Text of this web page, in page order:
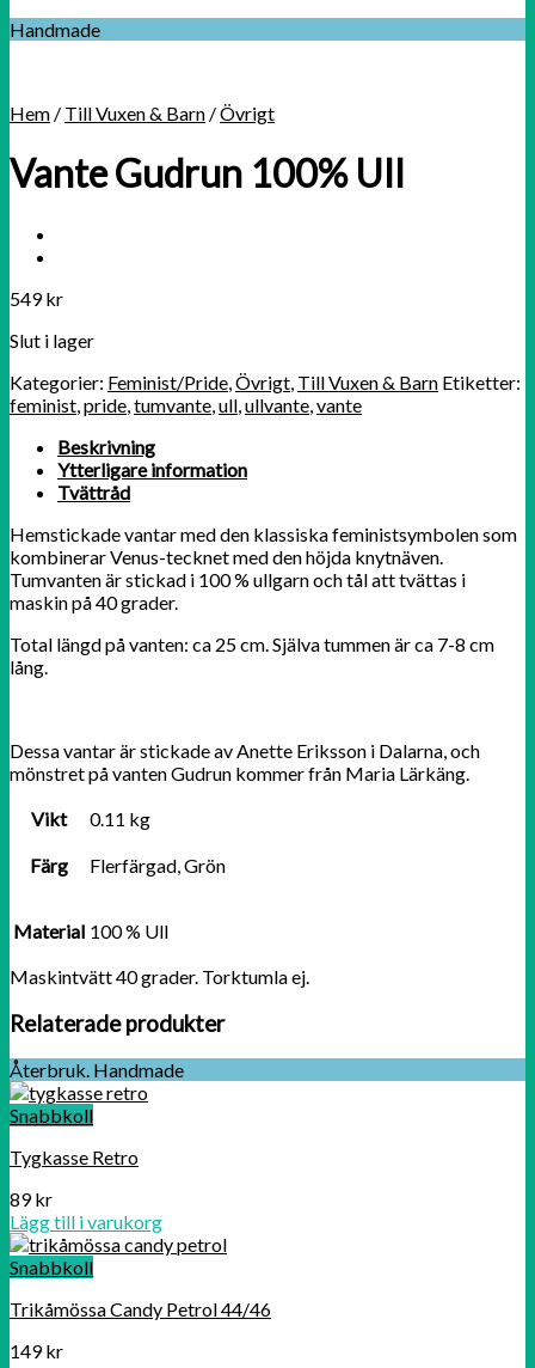
Handmade
Hem / Till Vuxen & Barn /Övrigt
Vante Gudrun 100% Ull
549kr
Slut i lager
Kategorier: Feminist/Pride,Övrigt, Till Vuxen & Barn Etiketter:
feminist,pride,tumvante,ull,ullvante,vante
Beskrivning
Ytterligare information
Tvättråd
Hemstickade vantar med den klassiska feministsymbolen som
kombinerar Venus-tecknet med den höjda knytnäven.
Tumvanten är stickad i 100 % ullgarn och tål att tvättas i
maskin på 40 grader.
Total längd på vanten: ca 25 cm. Själva tummen är ca 7-8 cm
lång.
Dessa vantar är stickade av Anette Eriksson i Dalarna, och
mönstret på vanten Gudrun kommer från Maria Lärkäng.
Vikt
0.11 kg
Färg Flerfärgad, Grön
Material 100 % Ull
Maskintvätt 40 grader. Torktumla ej.
Relaterade produkter
Återbruk. Handmade
Snabbkoll
Tygkasse Retro
89kr
Lägg till i varukorg
Snabbkoll
Trikåmössa Candy Petrol 44/46
149kr